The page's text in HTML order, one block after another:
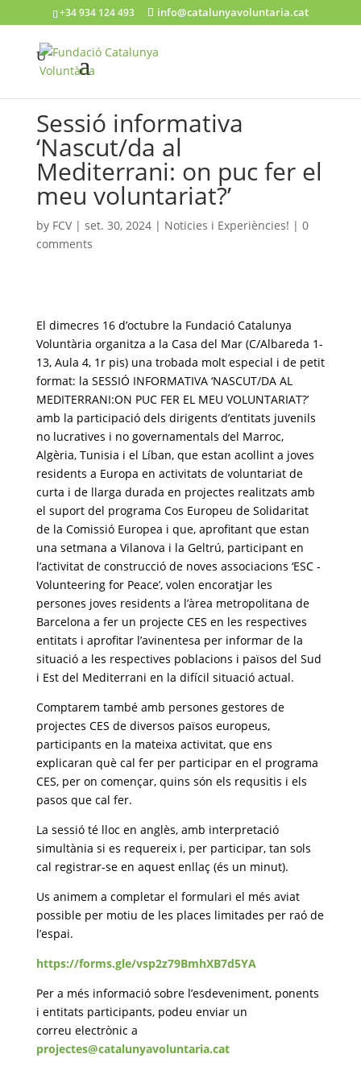
+34 934 124 493 info@catalunyavoluntaria.cat
Sessió informativa
‘Nascut/da al
Mediterrani: on puc fer el
meu voluntariat?’
by FCV| set. 30, 2024| Noticies i Experiències! | 0
comments
El dimecres 16 d’octubre la Fundació Catalunya
Voluntària organitza a la Casa del Mar (C/Albareda 1-
13, Aula 4, 1r pis) una trobada molt especial i de petit
format: la SESSIÓ INFORMATIVA ‘NASCUT/DA AL
MEDITERRANI:ON PUC FER EL MEU VOLUNTARIAT?’
amb la participació dels dirigents d’entitats juvenils
no lucratives i no governamentals del Marroc,
Algèria, Tunisia i el Líban, que estan acollint a joves
residents a Europa en activitats de voluntariat de
curta i de llarga durada en projectes realitzats amb
el suport del programa Cos Europeu de Solidaritat
de la Comissió Europea i que, aprofitant que estan
una setmana a Vilanova i la Geltrú, participant en
l’activitat de construcció de noves associacions ‘ESC -
Volunteering for Peace’, volen encoratjar les
persones joves residents a l’àrea metropolitana de
Barcelona a fer un projecte CES en les respectives
entitats i aprofitar l’avinentesa per informar de la
situació a les respectives poblacions i països del Sud
i Est del Mediterrani en la difícil situació actual.
Comptarem també amb persones gestores de
projectes CES de diversos països europeus,
participants en la mateixa activitat, que ens
explicaran què cal fer per participar en el programa
CES, per on començar, quins són els requsitis i els
pasos que cal fer.
La sessió té lloc en anglès, amb interpretació
simultània si es requereix i, per participar, tan sols
cal registrar-se en aquest enllaç (és un minut).
Us animem a completar el formulari el més aviat
possible per motiu de les places limitades per raó de
l’espai.
https://forms.gle/vsp2z79BmhXB7d5YA
Per a més informació sobre l’esdeveniment, ponents
i entitats participants, podeu enviar un
correu electrònic a
projectes@catalunyavoluntaria.cat